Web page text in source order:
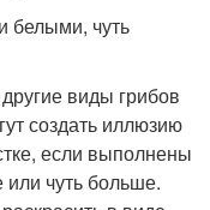
белыми, чуть
виды грибов
создать иллюзию
если выполнены
чуть больше.